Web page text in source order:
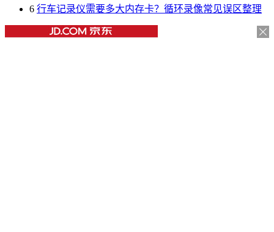
6 行车记录仪需要多大内存卡？循环录像常见误区整理